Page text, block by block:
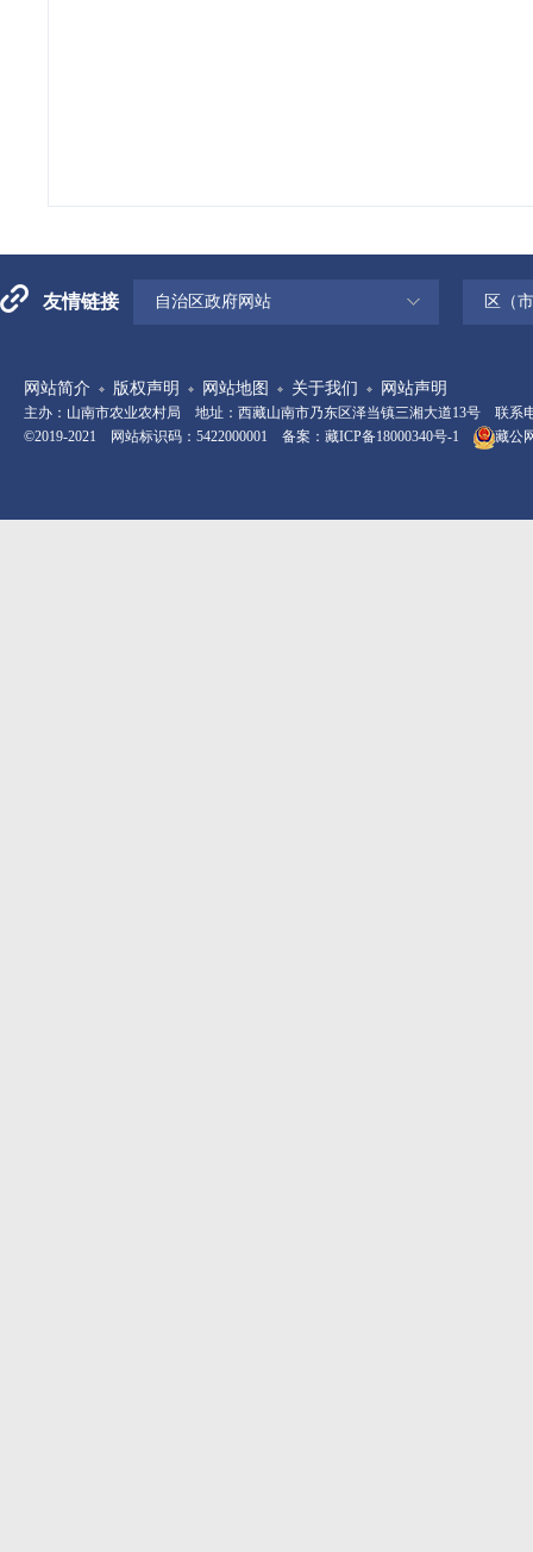
友情链接 自治区政府网站 区（
网站简介 版权声明 网站地图 关于我们 网站声明
主办：山南市农业农村局 地址：西藏山南市乃东区泽当镇三湘大道13号 联系电
©2019-2021 网站标识码：5422000001 备案： 藏ICP备18000340号-1 藏公